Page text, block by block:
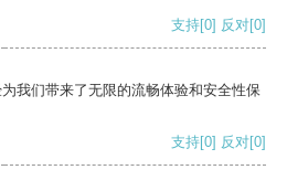
支持[0] 反对[0]
我们带来了无限的流畅体验和安全性保
支持[0] 反对[0]